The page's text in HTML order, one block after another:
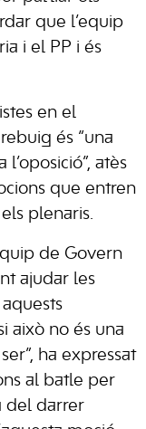
que l’equip
i el PP i és
en el
és “una
atès
que entren
plenaris.
de Govern
ajudar les
això no és una
ha expressat
al batle per
del darrer